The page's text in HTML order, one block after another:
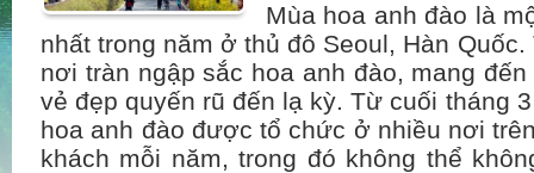
Mùa hoa anh đào là
nhất trong năm ở thủ đô Seoul, Hàn
nơi tràn ngập sắc hoa anh đào, mang
vẻ đẹp quyến rũ đến lạ kỳ. Từ cuối tháng
hoa anh đào được tổ chức ở nhiều nơi
khách mỗi năm, trong đó không thể